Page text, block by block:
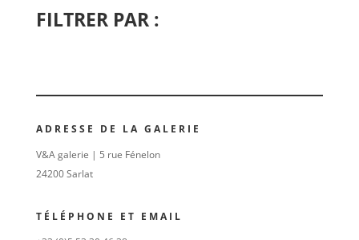
FILTRER PAR :
ADRESSE DE LA GALERIE
V&A galerie | 5 rue Fénelon
24200 Sarlat
TÉLÉPHONE ET EMAIL